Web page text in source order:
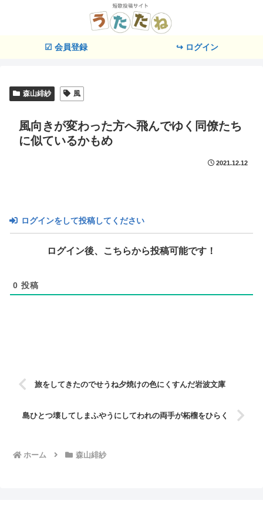
☑ 会員登録 ↪ ログイン
森山緋紗 風
風向きが変わった方へ飛んでゆく同僚たち
に似ているかもめ
2021.12.12
ログインをして投稿してください
ログイン後、こちらから投稿可能です！
0 投稿
旅をしてきたのでせうね夕焼けの色にくすんだ岩波文庫
島ひとつ壊してしまふやうにしてわれの両手が柘榴をひらく
ホーム 森山緋紗